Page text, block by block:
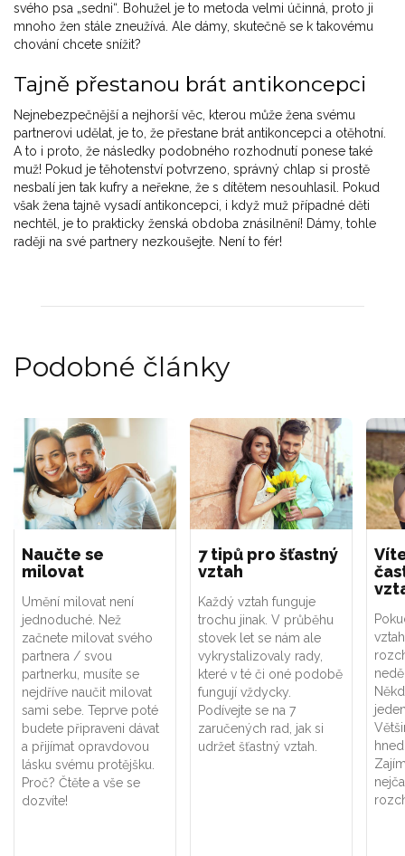
svého psa „sedni“. Bohužel je to metoda velmi účinná, proto ji
mnoho žen stále zneužívá. Ale dámy, skutečně se k takovému
chování chcete snížit?
Tajně přestanou brát antikoncepci
Nejnebezpečnější a nejhorší věc, kterou může žena svému
partnerovi udělat, je to, že přestane brát antikoncepci a otěhotní.
A to i proto, že následky podobného rozhodnutí ponese také
muž! Pokud je těhotenství potvrzeno, správný chlap si prostě
nesbalí jen tak kufry a neřekne, že s dítětem nesouhlasil. Pokud
však žena tajně vysadí antikoncepci, i když muž případné děti
nechtěl, je to prakticky ženská obdoba znásilnění! Dámy, tohle
raději na své partnery nezkoušejte. Není to fér!
Podobné články
Naučte se
milovat
Umění milovat není
jednoduché. Než
začnete milovat svého
partnera / svou
partnerku, musíte se
nejdříve naučit milovat
sami sebe. Teprve poté
budete připraveni dávat
a přijímat opravdovou
lásku svému protějšku.
Proč? Čtěte a vše se
dozvíte!
7 tipů pro šťastný
vztah
Každý vztah funguje
trochu jinak. V průběhu
stovek let se nám ale
vykrystalizovaly rady,
které v té či oné podobě
fungují vždycky.
Podívejte se na 7
zaručených rad, jak si
udržet šťastný vztah.